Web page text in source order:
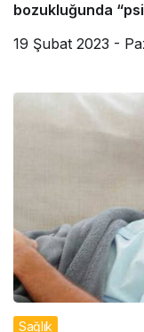
bozukluğunda
19 Şubat 2023 -
Sağlık